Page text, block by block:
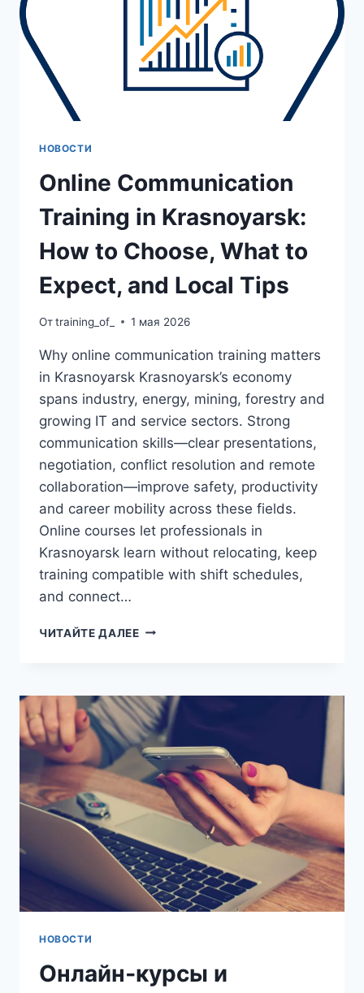
EXPECT,
AND
WHERE
LEARN
НОВОСТИ
Online Communication
Training in Krasnoyarsk:
How to Choose, What to
Expect, and Local Tips
Отtraining_of_ 1 мая 2026
Why online communication training matters
in Krasnoyarsk Krasnoyarsk’s economy
spans industry, energy, mining, forestry and
growing IT and service sectors. Strong
communication skills—clear presentations,
negotiation, conflict resolution and remote
collaboration—improve safety, productivity
and career mobility across these fields.
Online courses let professionals in
Krasnoyarsk learn without relocating, keep
training compatible with shift schedules,
and connect…
ЧИТАЙТЕ ДАЛЕЕONLINE
KRASNOYARSK:
HOW
TO
CHOOSE,
WHAT
TO
EXPECT,
AND
TIPS
НОВОСТИ
Онлайн‑курсы и